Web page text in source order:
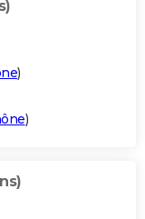
)
)